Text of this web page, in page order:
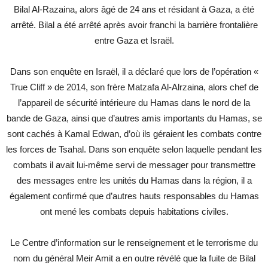
Bilal Al-Razaina, alors âgé de 24 ans et résidant à Gaza, a été
arrêté. Bilal a été arrêté après avoir franchi la barrière frontalière
entre Gaza et Israël.
Dans son enquête en Israël, il a déclaré que lors de l’opération «
True Cliff » de 2014, son frère Matzafa Al-Alrzaina, alors chef de
l’appareil de sécurité intérieure du Hamas dans le nord de la
bande de Gaza, ainsi que d’autres amis importants du Hamas, se
sont cachés à Kamal Edwan, d’où ils géraient les combats contre
les forces de Tsahal. Dans son enquête selon laquelle pendant les
combats il avait lui-même servi de messager pour transmettre
des messages entre les unités du Hamas dans la région, il a
également confirmé que d’autres hauts responsables du Hamas
ont mené les combats depuis habitations civiles.
Le Centre d’information sur le renseignement et le terrorisme du
nom du général Meir Amit a en outre révélé que la fuite de Bilal